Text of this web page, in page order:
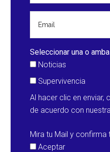
Seleccionar una o
Noticias
Supervivencia
Al hacer clic en enviar,
de acuerdo con
Mira tu Mail y confirma
Aceptar